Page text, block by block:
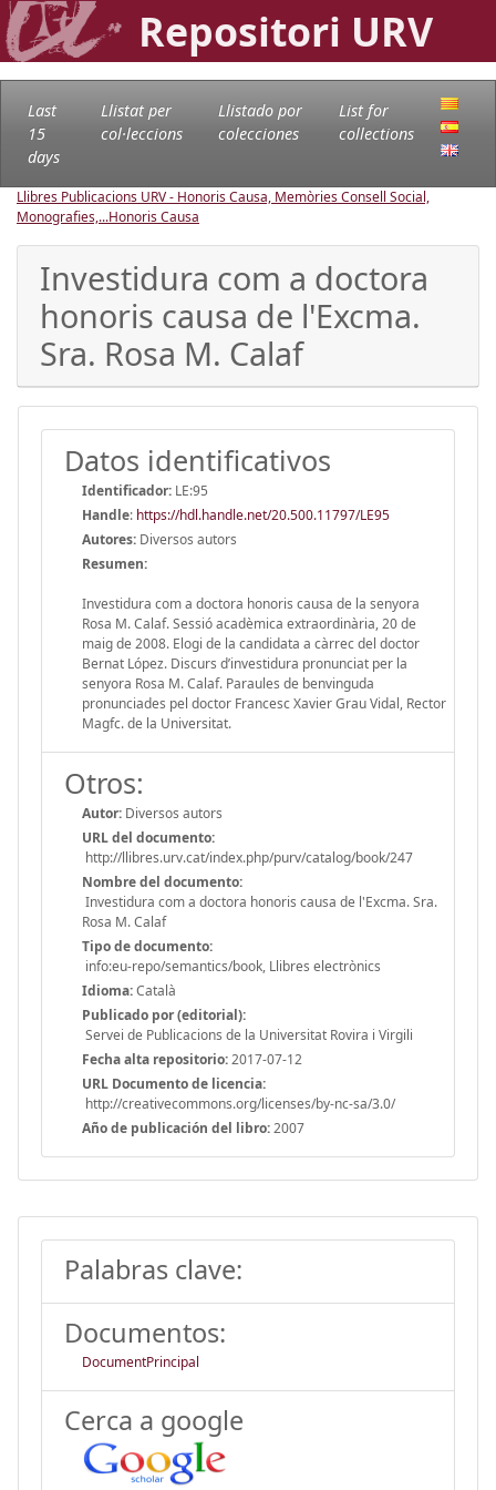
Repositori URV
Last
15
days
Llistat per
col·leccions
Llistado por
colecciones
List for
collections
Llibres Publicacions URV - Honoris Causa, Memòries Consell Social,
Monografies,...Honoris Causa
Investidura com a doctora
honoris causa de l'Excma.
Sra. Rosa M. Calaf
Datos identificativos
Identificador: LE:95
Handle: https://hdl.handle.net/20.500.11797/LE95
Autores: Diversos autors
Resumen:
Investidura com a doctora honoris causa de la senyora
Rosa M. Calaf. Sessió acadèmica extraordinària, 20 de
maig de 2008. Elogi de la candidata a càrrec del doctor
Bernat López. Discurs d’investidura pronunciat per la
senyora Rosa M. Calaf. Paraules de benvinguda
pronunciades pel doctor Francesc Xavier Grau Vidal, Rector
Magfc. de la Universitat.
Otros:
Autor: Diversos autors
URL del documento:
http://llibres.urv.cat/index.php/purv/catalog/book/247
Nombre del documento:
Investidura com a doctora honoris causa de l'Excma. Sra.
Rosa M. Calaf
Tipo de documento:
info:eu-repo/semantics/book, Llibres electrònics
Idioma:Català
Publicado por (editorial):
Servei de Publicacions de la Universitat Rovira i Virgili
Fecha alta repositorio:2017-07-12
URL Documento de licencia:
http://creativecommons.org/licenses/by-nc-sa/3.0/
Año de publicación del libro:2007
Palabras clave:
Documentos:
DocumentPrincipal
Cerca a google